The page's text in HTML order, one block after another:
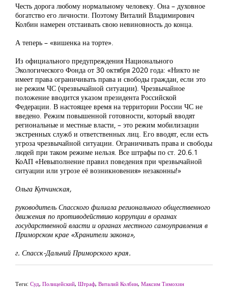
Честь дорога любому нормальному человеку. Она – духовное
богатство его личности. Поэтому Виталий Владимирович
Колбин намерен отстаивать свою невиновность до конца.
А теперь – «вишенка на торте».
Из официального предупреждения Национального
Экологического Фонда от 30 октября 2020 года: «Никто не
имеет права ограничивать права и свободы граждан, если это
не режим ЧС (чрезвычайной ситуации). Чрезвычайное
положение вводится указом президента Российской
Федерации. В настоящее время на территории России ЧС не
введено. Режим повышенной готовности, который вводят
региональные и местные власти, – это режим мобилизации
экстренных служб и ответственных лиц. Его вводят, если есть
угроза чрезвычайной ситуации. Ограничивать права и свободы
людей при таком режиме нельзя. Все штрафы по ст. 20.6.1
КоАП «Невыполнение правил поведения при чрезвычайной
ситуации или угрозе её возникновения» незаконны!»
Ольга Купчинская,
руководитель Спасского филиала регионального общественного
движения по противодействию коррупции в органах
государственной власти и органах местного самоуправления в
Приморском крае «Хранители закона»,
г. Спасск-Дальний Приморского края.
Теги: Суд, Полицейский, Штраф, Виталий Колбин, Максим Тимохин